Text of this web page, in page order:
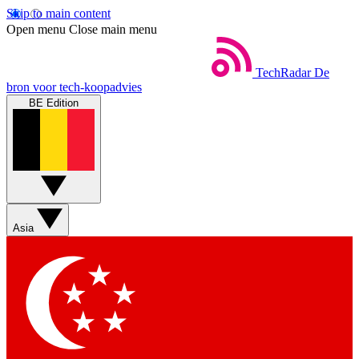
Skip to main content
Open menu Close main menu
TechRadar De
bron voor tech-koopadvies
BE Edition
Asia